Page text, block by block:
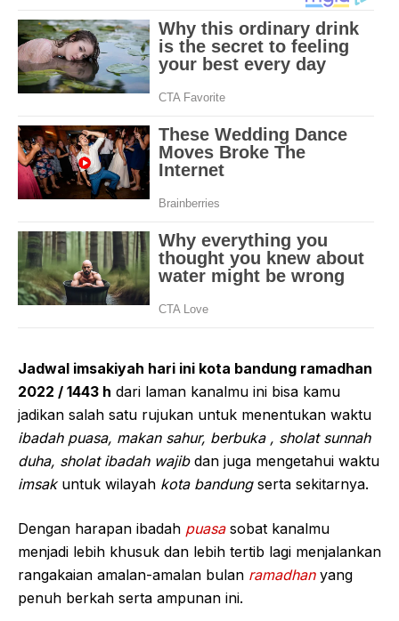
Jadwal imsakiyah hari ini kota bandung ramadhan
2022 / 1443 h dari laman kanalmu ini bisa kamu
jadikan salah satu rujukan untuk menentukan waktu
ibadah puasa, makan sahur, berbuka , sholat sunnah
duha, sholat ibadah wajib dan juga mengetahui waktu
imsakuntuk wilayah kota bandungserta sekitarnya.
Dengan harapan ibadah puasasobat kanalmu
menjadi lebih khusuk dan lebih tertib lagi menjalankan
rangakaian amalan-amalan bulan ramadhanyang
penuh berkah serta ampunan ini.